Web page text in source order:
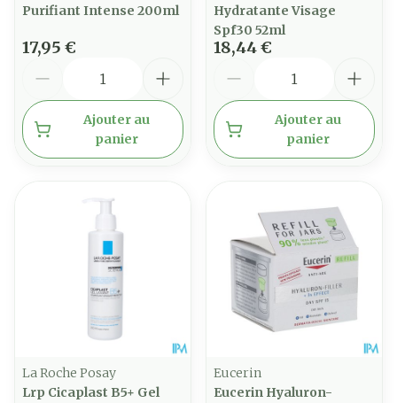
Purifiant Intense 200ml
17,95 €
Ajouter au
panier
Hydratante Visage
Spf30 52ml
18,44 €
Ajouter au
panier
La Roche Posay
Lrp Cicaplast B5+ Gel
Eucerin
Eucerin Hyaluron-